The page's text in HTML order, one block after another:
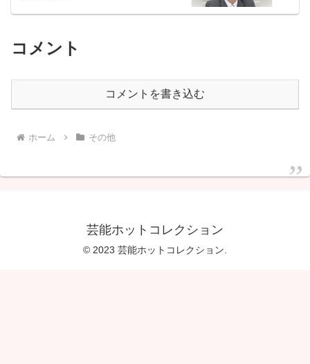
コメント
コメントを書き込む
ホーム その他
芸能ホットコレクション
© 2023 芸能ホットコレクション.